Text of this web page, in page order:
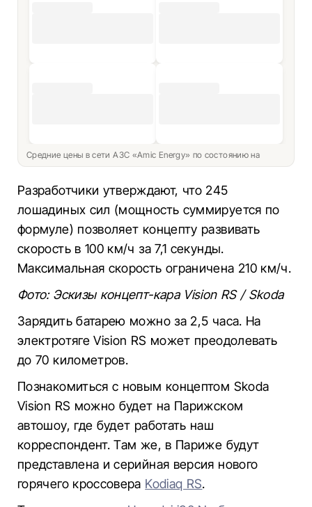
Средние цены в сети АЗС «Amic Energy» по состоянию на
Разработчики утверждают, что 245
лошадиных сил (мощность суммируется по
формуле) позволяет концепту развивать
скорость в 100 км/ч за 7,1 секунды.
Максимальная скорость ограничена 210 км/ч.
Фото: Эскизы концепт-кара Vision RS / Skoda
Зарядить батарею можно за 2,5 часа. На
электротяге Vision RS может преодолевать
до 70 километров.
Познакомиться с новым концептом Skoda
Vision RS можно будет на Парижском
автошоу, где будет работать наш
корреспондент. Там же, в Париже будут
представлена и серийная версия нового
горячего кроссовера Kodiaq RS.